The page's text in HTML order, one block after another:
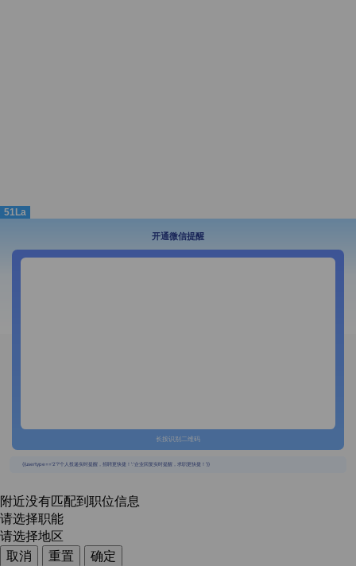
51La
开通微信提醒
长按识别二维码
{{usertype=='2'?'个人投递实时提醒，招聘更快捷！':'企业回复实时提醒，求职更快捷！'}}
附近没有匹配到职位信息
请选择职能
请选择地区
取消
重置
确定